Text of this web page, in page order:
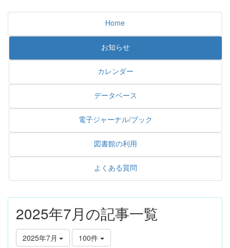
Home
お知らせ
カレンダー
データベース
電子ジャーナル/ブック
図書館の利用
よくある質問
2025年7月の記事一覧
2025年7月 100件